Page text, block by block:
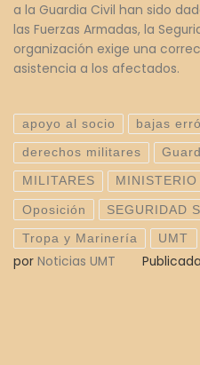
a la Guardia Civil han sido
las Fuerzas Armadas, la
organización exige una
asistencia a los afectados.
apoyo al socio bajas
derechos militares
MILITARES
Oposición SEGURIDAD
Tropa y Marinería UMT
por Noticias UMT Publicada